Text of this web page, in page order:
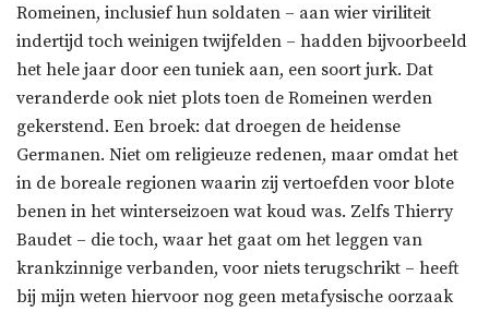
Romeinen, inclusief hun soldaten – aan wier viriliteit
indertijd toch weinigen twijfelden – hadden bijvoorbeeld
het hele jaar door een tuniek aan, een soort jurk. Dat
veranderde ook niet plots toen de Romeinen werden
gekerstend. Een broek: dat droegen de heidense
Germanen. Niet om religieuze redenen, maar omdat het
in de boreale regionen waarin zij vertoefden voor blote
benen in het winterseizoen wat koud was. Zelfs Thierry
Baudet – die toch, waar het gaat om het leggen van
krankzinnige verbanden, voor niets terugschrikt – heeft
bij mijn weten hiervoor nog geen metafysische oorzaak